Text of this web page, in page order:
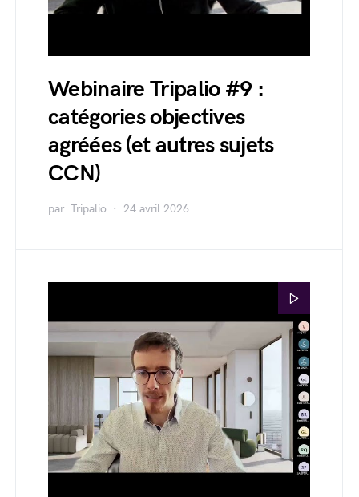
Webinaire Tripalio #9 :
catégories objectives
agréées (et autres sujets
CCN)
par Tripalio 24 avril 2026